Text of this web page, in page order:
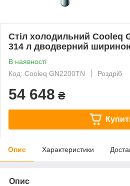
Стіл холодильний Cooleq
314 л дводверний
В наявності
Код: Cooleq GN2200TN
Роздріб
54 648 ₴
Опис Характеристики
Опис